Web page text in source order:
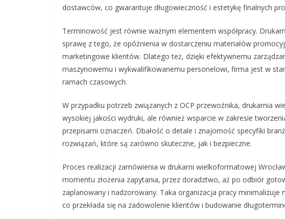
dostawców, co gwarantuje długowieczność i estetykę finalnych
Terminowość jest równie ważnym elementem współpracy.
sprawę z tego, że opóźnienia w dostarczeniu materiałów
marketingowe klientów. Dlatego też, dzięki efektywnemu
maszynowemu i wykwalifikowanemu personelowi, firma jest w
ramach czasowych.
W przypadku potrzeb związanych z OCP przewoźnika, drukarnia
wysokiej jakości wydruki, ale również wsparcie w zakresie
przepisami oznaczeń. Dbałość o detale i znajomość specyfiki
rozwiązań, które są zarówno skuteczne, jak i bezpieczne.
Proces realizacji zamówienia w drukarni wielkoformatowej
momentu złożenia zapytania, przez doradztwo, aż po odbiór
zaplanowany i nadzorowany. Taka organizacja pracy minimalizuje
co przekłada się na zadowolenie klientów i budowanie